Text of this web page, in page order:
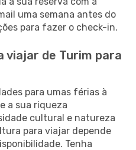
uma semana antes do
para fazer o check-in.
viajar de Turim para
para umas férias à
a sua riqueza
cultural e natureza
para viajar depende
Tenha